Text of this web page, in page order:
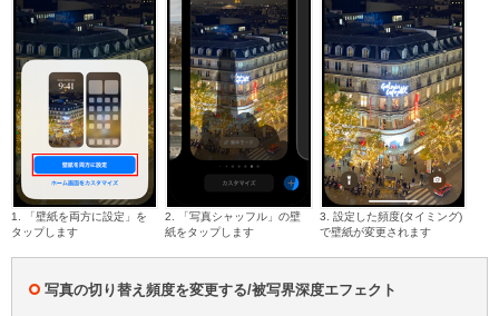
1. 「壁紙を両方に設定」を
タップします
2. 「写真シャッフル」の壁
紙をタップします
3. 設定した頻度(タイミング)
で壁紙が変更されます
写真の切り替え頻度を変更する/被写界深度エフェクト